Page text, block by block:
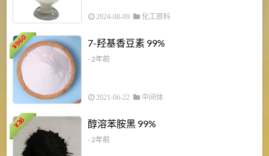
2024-08-09 化工原料
¥
960 7-羟基香豆素 99%
- 2年前
2021-06-22 中间体
¥
36 醇溶苯胺黑 99%
- 2年前